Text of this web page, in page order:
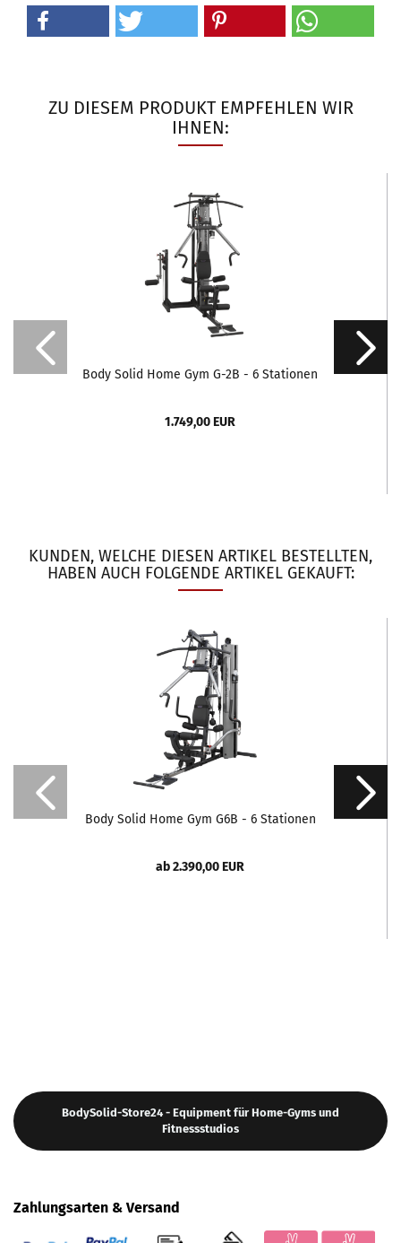
ZU DIESEM PRODUKT EMPFEHLEN WIR
IHNEN:
Body Solid Home Gym G-2B - 6 Stationen
1.749,00 EUR
KUNDEN, WELCHE DIESEN ARTIKEL BESTELLTEN,
HABEN AUCH FOLGENDE ARTIKEL GEKAUFT:
Body Solid Home Gym G6B - 6 Stationen
ab 2.390,00 EUR
BodySolid-Store24 - Equipment für Home-Gyms und
Fitnessstudios
Zahlungsarten & Versand